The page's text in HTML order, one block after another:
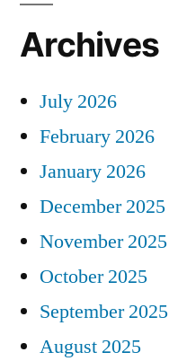
Archives
July 2026
February 2026
January 2026
December 2025
November 2025
October 2025
September 2025
August 2025